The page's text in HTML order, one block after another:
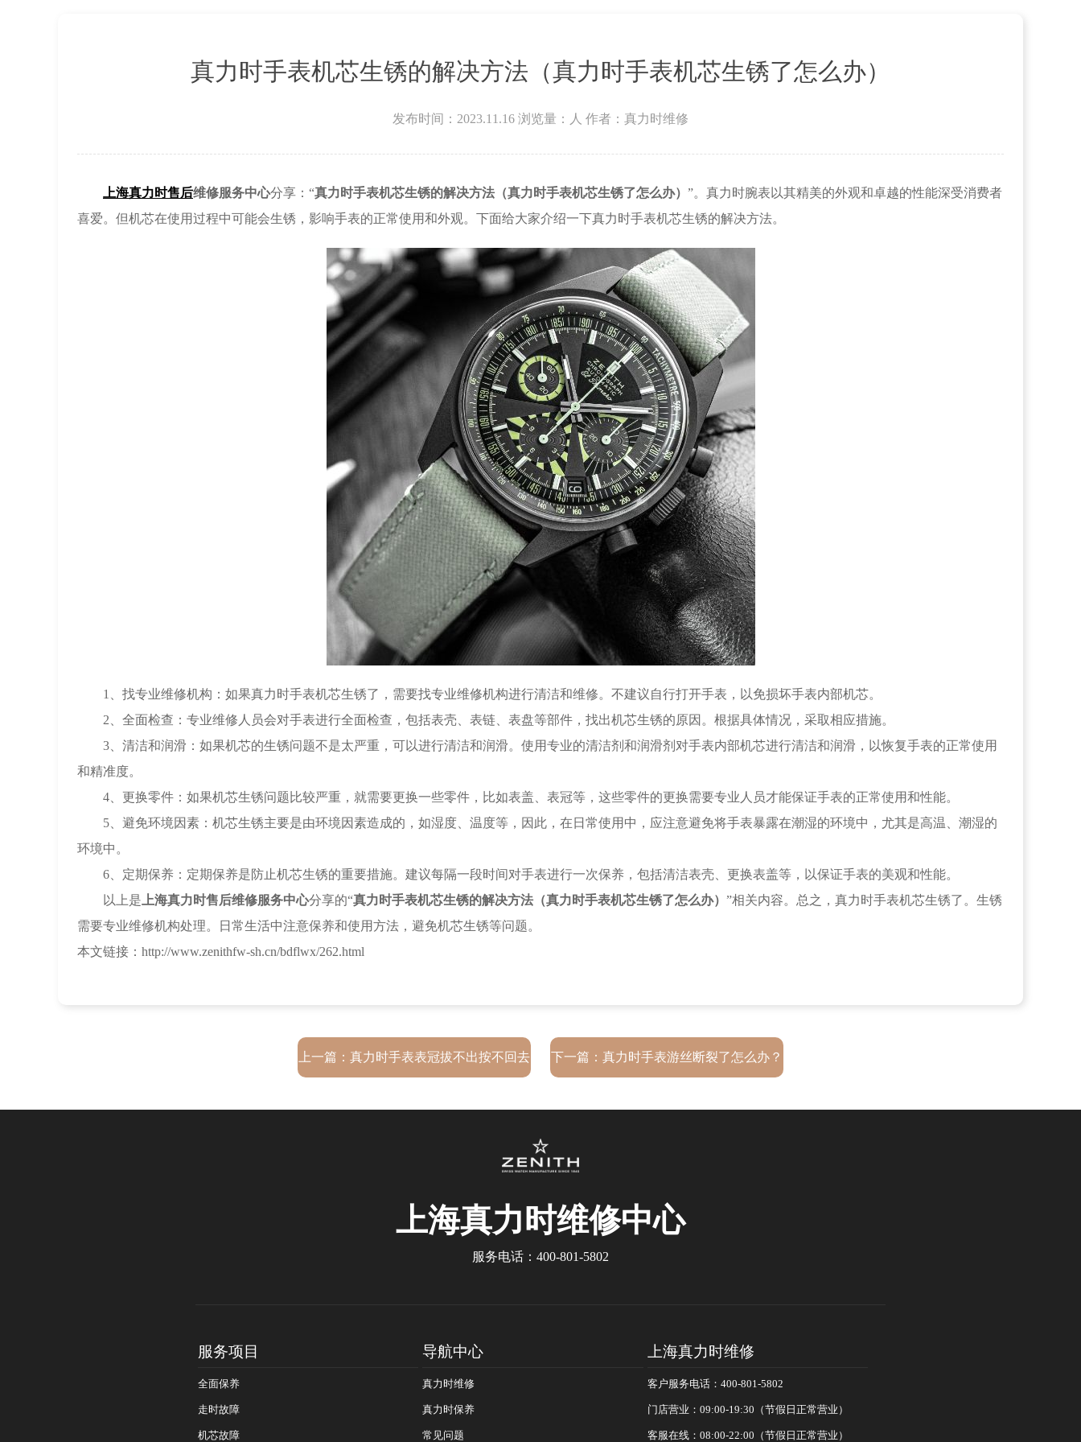
常州市新北区龙锦路1590号现代传媒中心5号楼10层1008室（需提前预约）
徐州市鼓楼区淮海东路29号苏宁广场IFC国际金融中心35层3508室（需提前预约）
扬州市邗江区国展路29号星耀天地写字楼1号楼18层1803室（需提前预约）
宁波市江北区大闸南路500号来福士广场办公楼20层2009室（需提前预约）
绍兴市越城区胜利东路379号世茂天际中心写字楼8层805室（需提前预约）
嘉兴市南湖区广益路705号嘉兴世界贸易中心A座13层1304室（需提前预约）
南昌市红谷滩新区红谷中大道998号绿地双子塔（中央广场）A1座办公楼14层14-07室（需提前预约）
济南市历下区经十路11111号华润中心写字楼（万象城）15层1508室（需提前预约）
广州市天河区天河路230号万菱汇国际中心A塔7层704室（需提前预约）
广州市越秀区环市东路371-375号世界贸易中心大厦南塔15层1507室（需提前预约）
深圳市罗湖区深南东路5001号华润大厦17层1701室（需提前预约）
惠州市惠城区江北文昌一路7号华贸大厦（华贸天地）1座30层30-05室（需提前预约）
厦门市思明区湖滨东路95号万象城华润大厦B座11层1104室（需提前预约）
福州市晋安区竹屿路6号东二环泰禾广场2号楼5层509室（需提前预约）
成都市锦江区人民东路6号SAC东原中心24层2406B室（需提前预约）
重庆市江北区观音桥步行街2号融恒时代广场9层902室（需提前预约）
长沙市芙蓉区建湘路393号世茂环球金融中心写字楼10层1013室（需提前预约）
郑州市二七区民主路10号华润大厦29层2905室（需提前预约）
太原市迎泽区迎泽街道解放路15号亨得利名表维修授权店3楼（需提前预约）
沈阳市沈河区中街路137号亨得利名表维修授权店1楼（需提前预约）
沈阳市沈河区中街路83号亨得利名表维修授权店1楼（需提前预约）
黑龙江省大庆市萨尔图区会战大街真力时售后服务中心（需提前预约）
黑龙江省鹤岗市向阳区红军路真力时售后服务中心（需提前预约）
黑龙江省黑河市爱辉区中央街真力时售后服务中心（需提前预约）
黑龙江省鸡西市鸡冠区红军路真力时售后服务中心（需提前预约）
黑龙江省绥化市北林区新华街与康庄路交叉口真力时售后服务中心（需提前预约）
黑龙江省伊春市伊美区通河路真力时售后服务中心（需提前预约）
吉林省白城市洮北区明仁南街真力时售后服务中心（需提前预约）
吉林省白山市浑江区浑江大街真力时售后服务中心（需提前预约）
吉林省四平市铁东区紫气大路与南九经街交汇处真力时售后服务中心（需提前预约）
吉林省松原市宁江区五环大街真力时售后服务中心（需提前预约）
辽宁省本溪市平山区胜利路真力时售后服务中心（需提前预约）
辽宁省丹东市振兴区七经街真力时售后服务中心（需提前预约）
辽宁省辽阳市白塔区新运大街真力时售后服务中心（需提前预约）
辽宁省铁岭市银州区南马路真力时售后服务中心（需提前预约）
辽宁省营口市站前区市府路与渤海大街交叉口真力时售后服务中心（需提前预约）
辽宁省沈阳市沈河区中街路137号亨得利名表维修授权店1楼真力时售后服务中心（需提前预约）
真力时手表机芯生锈的解决方法（真力时手表机芯生锈了怎么办）
发布时间：2023.11.16 浏览量： 人 作者：真力时维修
上海真力时售后维修服务中心分享：“真力时手表机芯生锈的解决方法（真力时手表机芯生锈了怎么办） ”。真力时腕表以其精美的外观和卓越的性能深受消费者
喜爱。但机芯在使用过程中可能会生锈，影响手表的正常使用和外观。下面给大家介绍一下真力时手表机芯生锈的解决方法。
1、找专业维修机构：如果真力时手表机芯生锈了，需要找专业维修机构进行清洁和维修。不建议自行打开手表，以免损坏手表内部机芯。
2、全面检查：专业维修人员会对手表进行全面检查，包括表壳、表链、表盘等部件，找出机芯生锈的原因。根据具体情况，采取相应措施。
3、清洁和润滑：如果机芯的生锈问题不是太严重，可以进行清洁和润滑。使用专业的清洁剂和润滑剂对手表内部机芯进行清洁和润滑，以恢复手表的正常使用
和精准度。
4、更换零件：如果机芯生锈问题比较严重，就需要更换一些零件，比如表盖、表冠等，这些零件的更换需要专业人员才能保证手表的正常使用和性能。
5、避免环境因素：机芯生锈主要是由环境因素造成的，如湿度、温度等，因此，在日常使用中，应注意避免将手表暴露在潮湿的环境中，尤其是高温、潮湿的
环境中。
6、定期保养：定期保养是防止机芯生锈的重要措施。建议每隔一段时间对手表进行一次保养，包括清洁表壳、更换表盖等，以保证手表的美观和性能。
以上是 上海真力时售后维修服务中心分享的“真力时手表机芯生锈的解决方法（真力时手表机芯生锈了怎么办） ”相关内容。总之，真力时手表机芯生锈了。生锈
需要专业维修机构处理。日常生活中注意保养和使用方法，避免机芯生锈等问题。
本文链接：http://www.zenithfw-sh.cn/bdflwx/262.html
上一篇： 真力时手表表冠拔不出按不回去 下一篇：真力时手表游丝断裂了怎么办？
上海真力时维修中心
服务电话： 400-801-5802
服务项目
全面保养
走时故障
机芯故障
导航中心
真力时维修
真力时保养
常见问题
上海真力时维修
客户服务电话：400-801-5802
门店营业：09:00-19:30（节假日正常营业）
客服在线：08:00-22:00（节假日正常营业）